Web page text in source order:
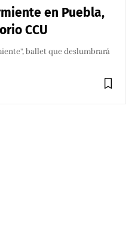
en Puebla,
CCU
ballet que deslumbrará